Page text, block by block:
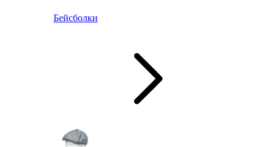
Бейсболки